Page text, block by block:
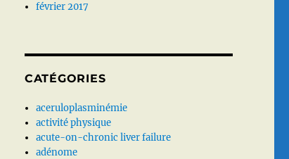
février 2017
CATÉGORIES
aceruloplasminémie
activité physique
acute-on-chronic liver failure
adénome